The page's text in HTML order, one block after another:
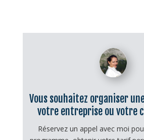
Vous souhaitez organiser
votre entreprise ou votre
Réservez un appel avec moi